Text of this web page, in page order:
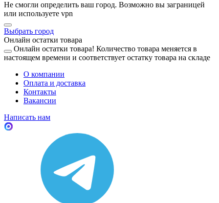
Не смогли определить ваш город. Возможно вы заграницей
или используете vpn
Выбрать город
Онлайн остатки товара
Онлайн остатки товара! Количество товара меняется в
настоящем времени и соответствует остатку товара на складе
О компании
Оплата и доставка
Контакты
Вакансии
Написать нам